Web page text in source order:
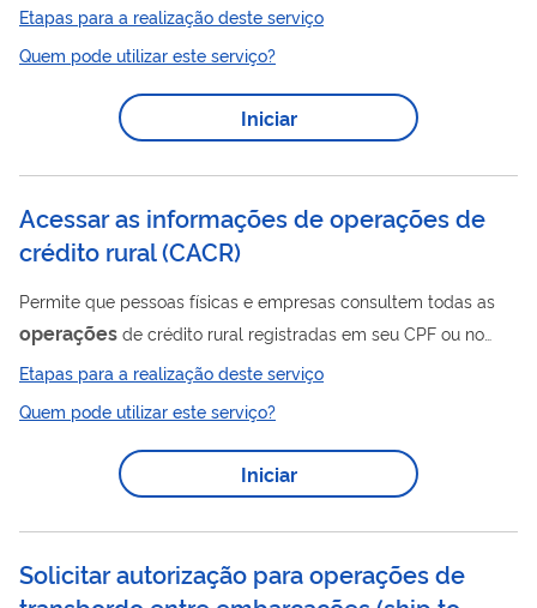
Etapas para a realização deste serviço
Quem pode utilizar este serviço?
Iniciar
Acessar as informações de operações de
crédito rural(CACR)
Permite que pessoas físicas e empresas consultem todas as
operações de crédito rural registradas em seu CPF ou no
CNPJ de sua empresa. por meio do sistema de consulta e
Além disso, é possível ao titular dos dados conceder o acesso
para outras pessoas e empresas. A escolha é sua de quais
dados fornecer, de acordo com o relatório que estará
“Consulta Detalhada”. Seus dados...
Etapas para a realização deste serviço
Quem pode utilizar este serviço?
Iniciar
Solicitar autorização para operações de